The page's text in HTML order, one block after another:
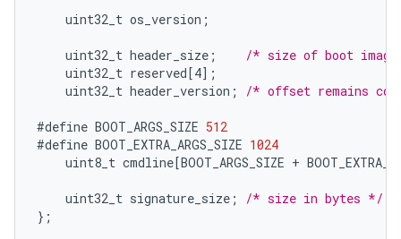
uint32_t os_version ;
uint32_t header_size ;
/* size of boot
uint32_t reserved[4] ;
uint32_t header_version ; /* offset remains
#define BOOT_ARGS_SIZE 512
#define BOOT_EXTRA_ARGS_SIZE 1024
uint8_t cmdline[BOOT_ARGS_SIZE +
uint32_t signature_size ;
/* size in bytes */
} ;